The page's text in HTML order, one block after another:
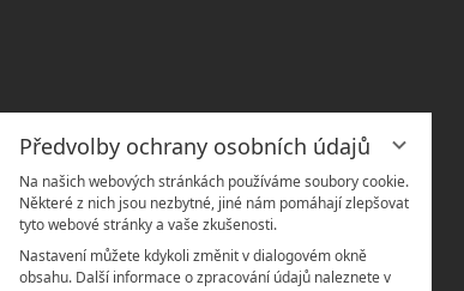
Předvolby ochrany osobních údajů
Na našich webových stránkách používáme soubory cookie.
Některé z nich jsou nezbytné, jiné nám pomáhají zlepšovat
tyto webové stránky a vaše zkušenosti.
Nastavení můžete kdykoli změnit v dialogovém okně
obsahu. Další informace o zpracování údajů naleznete v